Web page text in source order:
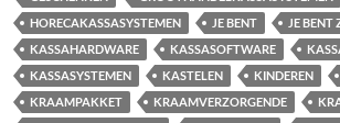
HORECAKASSASYSTEMEN
JE BENT
JE BENT
KASSAHARDWARE
KASSASOFTWARE
KASSASYSTEMEN
KASTELEN KINDEREN
KRAAMPAKKET
KRAAMVERZORGENDE